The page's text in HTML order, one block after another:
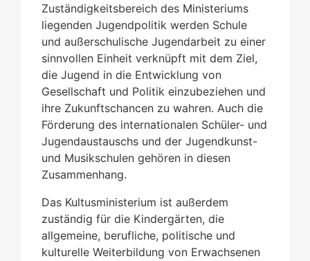
Zuständigkeitsbereich des Ministeriums
liegenden Jugendpolitik werden Schule
und außerschulische Jugendarbeit zu einer
sinnvollen Einheit verknüpft mit dem Ziel,
die Jugend in die Entwicklung von
Gesellschaft und Politik einzubeziehen und
ihre Zukunftschancen zu wahren. Auch die
Förderung des internationalen Schüler- und
Jugendaustauschs und der Jugendkunst-
und Musikschulen gehören in diesen
Zusammenhang.
Das Kultusministerium ist außerdem
zuständig für die Kindergärten, die
allgemeine, berufliche, politische und
kulturelle Weiterbildung von Erwachsenen